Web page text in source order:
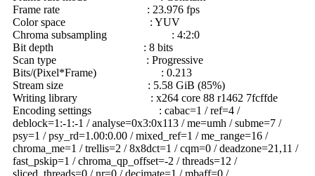
Frame rate : 23.976 fps
Color space : YUV
Chroma subsampling : 4:2:0
Bit depth : 8 bits
Scan type : Progressive
Bits/(Pixel*Frame) : 0.213
Stream size : 5.58 GiB (85%)
Writing library : x264 core 88 r1462 7fcffde
Encoding settings : cabac=1 / ref=4 /
deblock=1:-1:-1 / analyse=0x3:0x113 / me=umh / subme=7 /
psy=1 / psy_rd=1.00:0.00 / mixed_ref=1 / me_range=16 /
chroma_me=1 / trellis=2 / 8x8dct=1 / cqm=0 / deadzone=21,11 /
fast_pskip=1 / chroma_qp_offset=-2 / threads=12 /
sliced_threads=0 / nr=0 / decimate=1 / mbaff=0 /